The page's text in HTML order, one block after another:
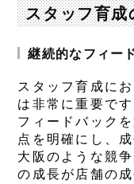
スタッフ育成
継続的なフィー
スタッフ育成に
は非常に重要です
フィードバック
点を明確にし、
大阪のような競
の成長が店舗の